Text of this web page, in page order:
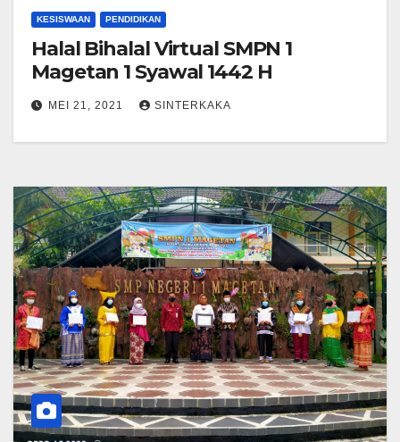
KESISWAAN PENDIDIKAN
Halal Bihalal Virtual SMPN 1
Magetan 1 Syawal 1442 H
MEI 21, 2021 SINTERKAKA